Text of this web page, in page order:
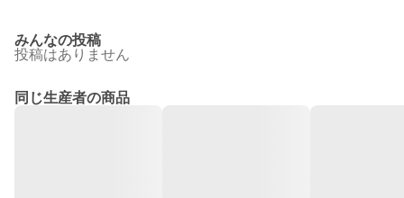
みんなの投稿
投稿はありません
同じ生産者の商品